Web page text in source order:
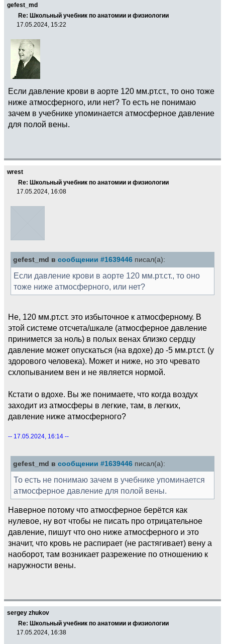
gefest_md
Re: Школьный учебник по анатомии и физиологии
17.05.2024, 15:22
Если давление крови в аорте 120 мм.рт.ст., то оно тоже
ниже атмосферного, или нет? То есть не понимаю
зачем в учебнике упоминается атмосферное давление
для полой вены.
wrest
Re: Школьный учебник по анатомии и физиологии
17.05.2024, 16:08
gefest_md в сообщении #1639446 писал(а):
Если давление крови в аорте 120 мм.рт.ст., то оно
тоже ниже атмосферного, или нет?
Не, 120 мм.рт.ст. это избыточное к атмосферному. В
этой системе отсчета/шкале (атмосферное давление
принимется за ноль) в полых венах близко сердцу
давление может опускаться (на вдохе) до -5 мм.рт.ст. (у
здорового человека). Может и ниже, но это чревато
схлопыванием вен и не является нормой.
Кстати о вдохе. Вы же понимаете, что когда воздух
заходит из атмосферы в легкие, там, в легких,
давление ниже атмосферного?
-- 17.05.2024, 16:14 --
gefest_md в сообщении #1639446 писал(а):
То есть не понимаю зачем в учебнике упоминается
атмосферное давление для полой вены.
Наверное потому что атмосферное берётся как
нулевое, ну вот чтобы не писать про отрицательное
давление, пишут что оно ниже атмосферного и это
значит, что кровь не распирает (не растягивает) вену а
наоборот, там возникает разрежение по отношению к
наружности вены.
sergey zhukov
Re: Школьный учебник по анатомии и физиологии
17.05.2024, 16:38